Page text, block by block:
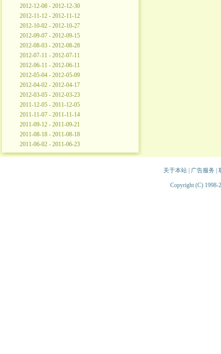
2012-12-08 - 2012-12-30
2012-11-12 - 2012-11-12
2012-10-02 - 2012-10-27
2012-09-07 - 2012-09-15
2012-08-03 - 2012-08-28
2012-07-11 - 2012-07-11
2012-06-11 - 2012-06-11
2012-05-04 - 2012-05-09
2012-04-02 - 2012-04-17
2012-03-05 - 2012-03-23
2011-12-05 - 2011-12-05
2011-11-07 - 2011-11-14
2011-09-12 - 2011-09-21
2011-08-18 - 2011-08-18
2011-06-02 - 2011-06-23
关于本站| 广告服务
Copyright (C) 1998-